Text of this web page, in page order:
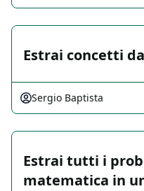
Estrai concetti
Sergio Baptista
Estrai tutti i
matematica in